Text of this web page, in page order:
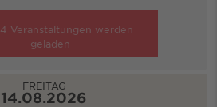
4 Veranstaltungen werden
geladen
FREITAG
14.08.2026